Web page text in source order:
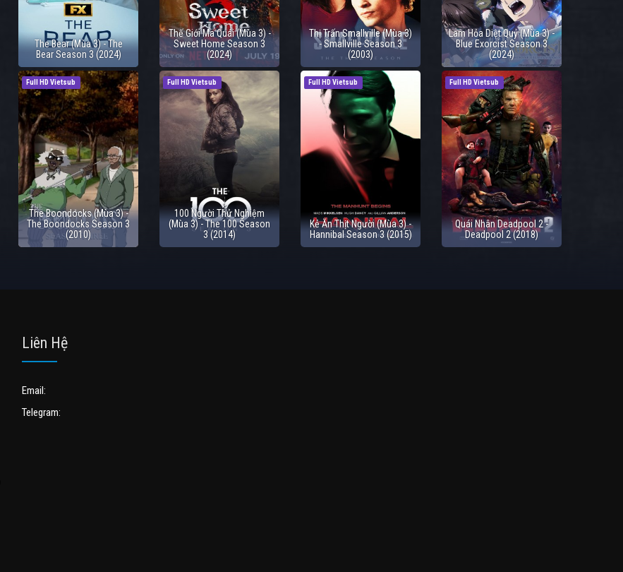
The Bear (Mùa 3) - The
Bear Season 3 (2024)
Thế Giới Ma Quái (Mùa 3) -
Sweet Home Season 3
(2024)
Thị Trấn Smallville (Mùa 3)
- Smallville Season 3
(2003)
Lam Hỏa Diệt Quỷ (Mùa 3) -
Blue Exorcist Season 3
(2024)
Full HD Vietsub
The Boondocks (Mùa 3) -
The Boondocks Season 3
(2010)
Full HD Vietsub
100 Người Thử Nghiệm
(Mùa 3) - The 100 Season
3 (2014)
Full HD Vietsub
Kẻ Ăn Thịt Người (Mùa 3) -
Hannibal Season 3 (2015)
Full HD Vietsub
Quái Nhân Deadpool 2 -
Deadpool 2 (2018)
Liên Hệ
Email:
Telegram: